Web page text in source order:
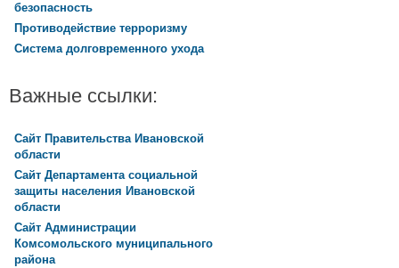
безопасность
Противодействие терроризму
Система долговременного ухода
Важные ссылки:
Сайт Правительства Ивановской
области
Сайт Департамента социальной
защиты населения Ивановской
области
Сайт Администрации
Комсомольского муниципального
района